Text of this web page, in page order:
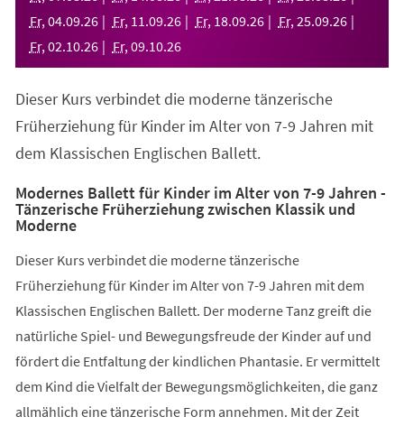
Fr, 04.09.26 Fr, 11 .09.26 Fr, 18.09.26 Fr, 25.09.26
Fr, 02.10.26 Fr, 09.10.26
Dieser Kurs verbindet die moderne tänzerische
Früherziehung für Kinder im Alter von 7-9 Jahren mit
dem Klassischen Englischen Ballett.
Modernes Ballett für Kinder im Alter von 7-9 Jahren -
Tänzerische Früherziehung zwischen Klassik und
Moderne
Dieser Kurs verbindet die moderne tänzerische
Früherziehung für Kinder im Alter von 7-9 Jahren mit dem
Klassischen Englischen Ballett. Der moderne Tanz greift die
natürliche Spiel- und Bewegungsfreude der Kinder auf und
fördert die Entfaltung der kindlichen Phantasie. Er vermittelt
dem Kind die Vielfalt der Bewegungsmöglichkeiten, die ganz
allmählich eine tänzerische Form annehmen. Mit der Zeit